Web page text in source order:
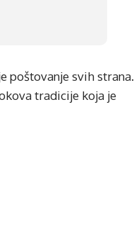
poštovanje svih strana.
tradicije koja je